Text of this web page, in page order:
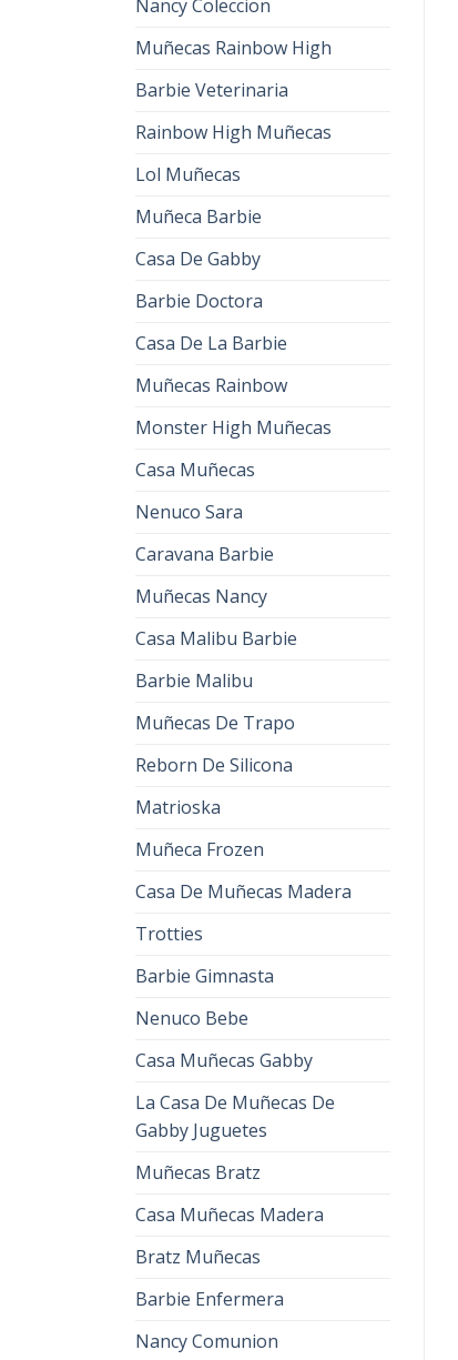
Nancy Coleccion
Muñecas Rainbow High
Barbie Veterinaria
Rainbow High Muñecas
Lol Muñecas
Muñeca Barbie
Casa De Gabby
Barbie Doctora
Casa De La Barbie
Muñecas Rainbow
Monster High Muñecas
Casa Muñecas
Nenuco Sara
Caravana Barbie
Muñecas Nancy
Casa Malibu Barbie
Barbie Malibu
Muñecas De Trapo
Reborn De Silicona
Matrioska
Muñeca Frozen
Casa De Muñecas Madera
Trotties
Barbie Gimnasta
Nenuco Bebe
Casa Muñecas Gabby
La Casa De Muñecas De
Gabby Juguetes
Muñecas Bratz
Casa Muñecas Madera
Bratz Muñecas
Barbie Enfermera
Nancy Comunion
muñeca sirenita